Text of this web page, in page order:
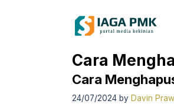
Cara
Cara
24/07/2024 by Davin